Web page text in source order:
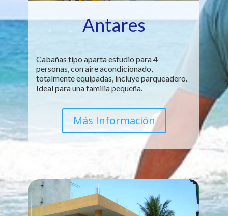
Antares
Cabañas tipo aparta estudio para 4
personas, con aire acondicionado,
totalmente equipadas, incluye parqueadero.
Ideal para una familia pequeña.
Más Información